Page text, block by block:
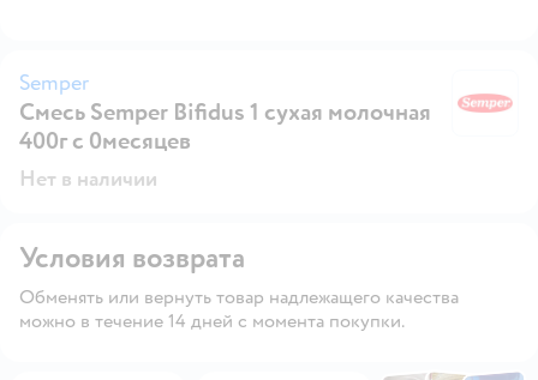
Semper
Смесь Semper Bifidus 1 сухая молочная
400г с 0месяцев
Нет в наличии
Условия возврата
Обменять или вернуть товар надлежащего качества
можно в течение 14 дней с момента покупки.